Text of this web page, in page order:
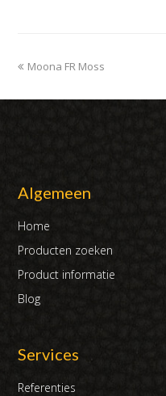
previous
Moona FR Moss
Algemeen
Home
Producten zoeken
Product informatie
Blog
Services
Referenties